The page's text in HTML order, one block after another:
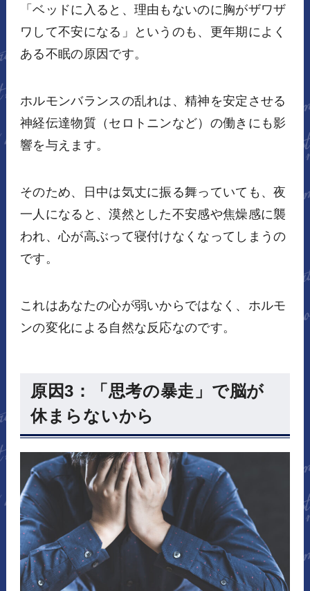
「ベッドに入ると、理由もないのに胸がザワザ
ワして不安になる」というのも、更年期によく
ある不眠の原因です。
ホルモンバランスの乱れは、精神を安定させる
神経伝達物質（セロトニンなど）の働きにも影
響を与えます。
そのため、日中は気丈に振る舞っていても、夜
一人になると、漠然とした不安感や焦燥感に襲
われ、心が高ぶって寝付けなくなってしまうの
です。
これはあなたの心が弱いからではなく、ホルモ
ンの変化による自然な反応なのです。
原因3：「思考の暴走」で脳が
休まらないから